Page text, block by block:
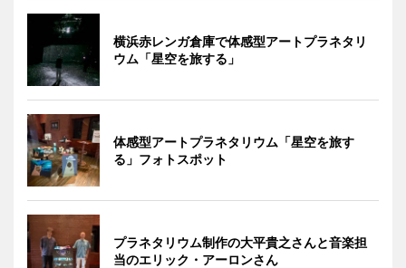
横浜赤レンガ倉庫で体感型アートプラネタリ
ウム「星空を旅する」
体感型アートプラネタリウム「星空を旅す
る」フォトスポット
プラネタリウム制作の大平貴之さんと音楽担
当のエリック・アーロンさん